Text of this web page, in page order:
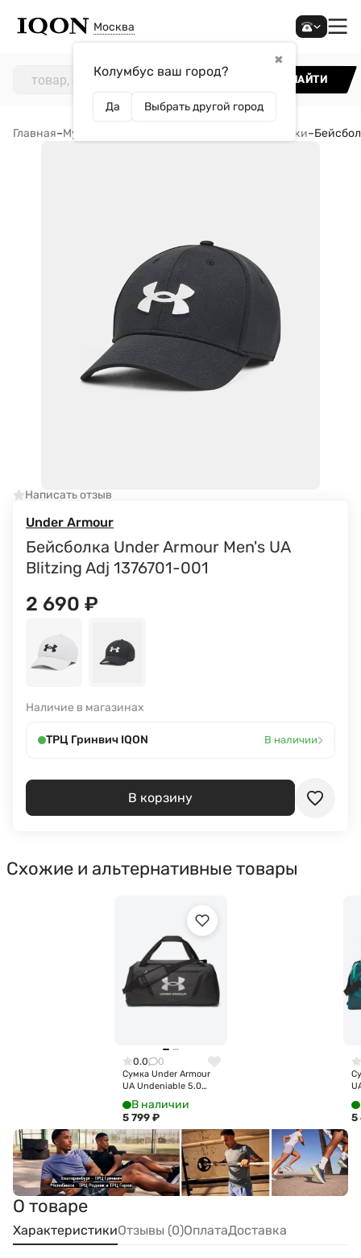
Москва
✖
Колумбус ваш город?
Да Выбрать другой город
НАЙТИ
Главная–Мужчинам Кепки и бейсболки–
Написать отзыв
Under Armour
Бейсболка Under Armour Men's UA
Blitzing Adj 1376701-001
2 690 ₽
Наличие в магазинах
ТРЦ Гринвич IQON В наличии›
В корзину
Схожие и альтернативные товары
0.0 0
Сумка Under Armour
UA Undeniable 5.0
Duffle MD 1369223-011
В наличии
5 799 ₽ 5
О товаре
ХарактеристикиОтзывы (0)ОплатаДоставка